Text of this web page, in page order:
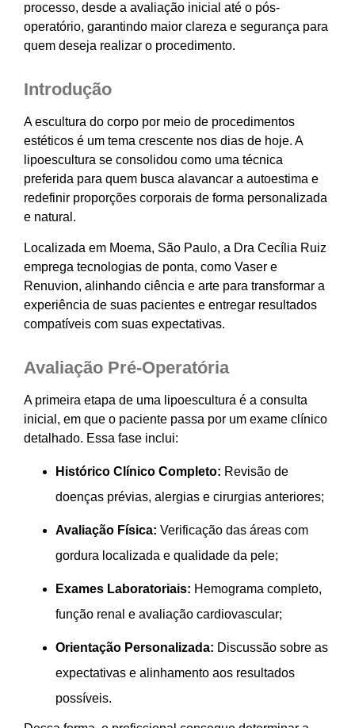
processo, desde a avaliação inicial até o pós-
operatório, garantindo maior clareza e segurança para
quem deseja realizar o procedimento.
Introdução
A escultura do corpo por meio de procedimentos
estéticos é um tema crescente nos dias de hoje. A
lipoescultura se consolidou como uma técnica
preferida para quem busca alavancar a autoestima e
redefinir proporções corporais de forma personalizada
e natural.
Localizada em Moema, São Paulo, a Dra Cecília Ruiz
emprega tecnologias de ponta, como Vaser e
Renuvion, alinhando ciência e arte para transformar a
experiência de suas pacientes e entregar resultados
compatíveis com suas expectativas.
Avaliação Pré-Operatória
A primeira etapa de uma lipoescultura é a consulta
inicial, em que o paciente passa por um exame clínico
detalhado. Essa fase inclui:
Histórico Clínico Completo: Revisão de
doenças prévias, alergias e cirurgias anteriores;
Avaliação Física: Verificação das áreas com
gordura localizada e qualidade da pele;
Exames Laboratoriais: Hemograma completo,
função renal e avaliação cardiovascular;
Orientação Personalizada: Discussão sobre as
expectativas e alinhamento aos resultados
possíveis.